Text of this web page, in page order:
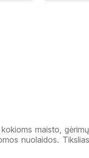
maisto,
nuolaidos.